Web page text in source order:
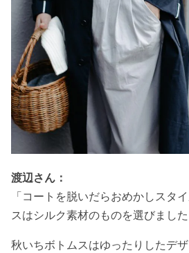
渡辺さん：
「コートを脱いだらおめかしスタ
スはシルク素材のものを選びました
秋いちボトムスはゆったりしたデ